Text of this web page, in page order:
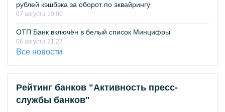
рублей кэшбэка за оборот по эквайрингу
07 августа 10:00
ОТП Банк включён в белый список Минцифры
06 августа 21:27
Все новости
Рейтинг банков "Активность пресс-
службы банков"